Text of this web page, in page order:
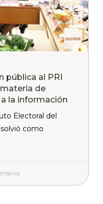
pública al PRI
de
la información
Electoral del
como